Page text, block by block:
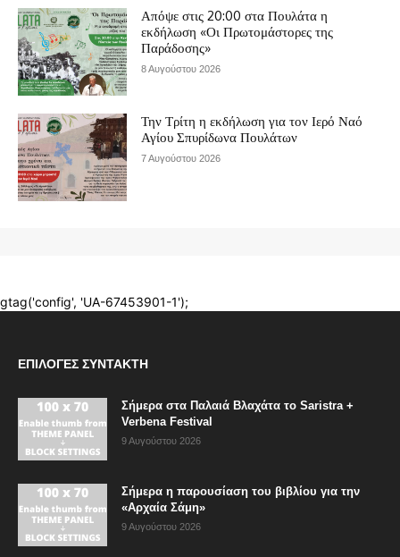
ΕΠΙΛΟΓΈΣ ΣΥΝΤΆΚΤΗ
Σήμερα στα Παλαιά Βλαχάτα το Saristra +
Verbena Festival
9 Αυγούστου 2026
Σήμερα η παρουσίαση του βιβλίου για την
«Αρχαία Σάμη»
9 Αυγούστου 2026